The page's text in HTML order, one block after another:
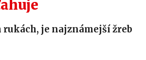
rukách, je najznámejší žreb